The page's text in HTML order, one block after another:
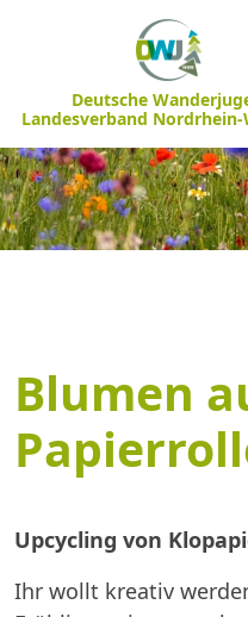
Deutsche
Landesverband
Blumen
Upcycling von
Ihr wollt kreativ